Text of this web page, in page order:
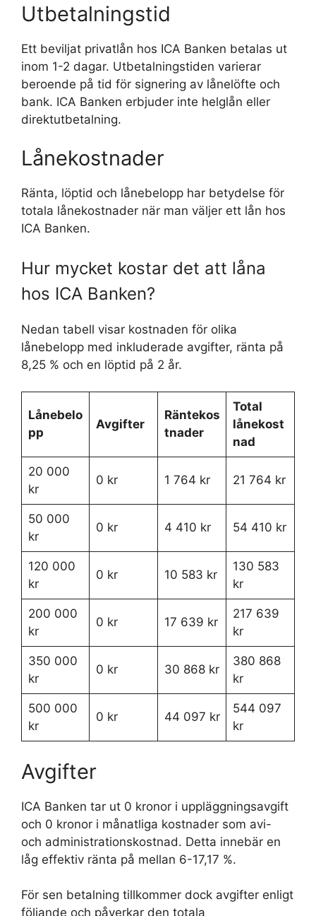
Utbetalningstid
Ett beviljat privatlån hos ICA Banken betalas ut
inom 1-2 dagar. Utbetalningstiden varierar
beroende på tid för signering av lånelöfte och
bank. ICA Banken erbjuder inte helglån eller
direktutbetalning.
Lånekostnader
Ränta, löptid och lånebelopp har betydelse för
totala lånekostnader när man väljer ett lån hos
ICA Banken.
Hur mycket kostar det att låna
hos ICA Banken?
Nedan tabell visar kostnaden för olika
lånebelopp med inkluderade avgifter, ränta på
8,25 % och en löptid på 2 år.
Lånebelo
pp
Avgifter
Räntekos
tnader
Total
lånekost
nad
20 000
kr
0 kr 1 764 kr 21 764 kr
50 000
kr
0 kr 4 410 kr 54 410 kr
120 000
kr
0 kr 10 583 kr
130 583
kr
200 000
kr
0 kr 17 639 kr
217 639
kr
350 000
kr
0 kr 30 868 kr
380 868
kr
500 000
kr
0 kr 44 097 kr
544 097
kr
Avgifter
ICA Banken tar ut 0 kronor i uppläggningsavgift
och 0 kronor i månatliga kostnader som avi-
och administrationskostnad. Detta innebär en
låg effektiv ränta på mellan 6-17,17 %.
För sen betalning tillkommer dock avgifter enligt
följande och påverkar den totala